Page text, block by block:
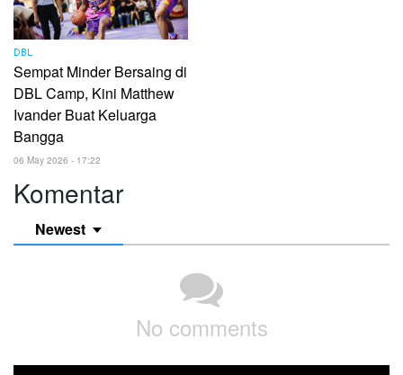
DBL
Sempat Minder Bersaing di
DBL Camp, Kini Matthew
Ivander Buat Keluarga
Bangga
06 May 2026 - 17:22
Komentar
Newest
No comments